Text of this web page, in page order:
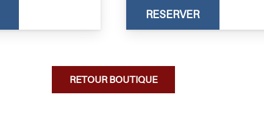
RESERVER
RETOUR BOUTIQUE